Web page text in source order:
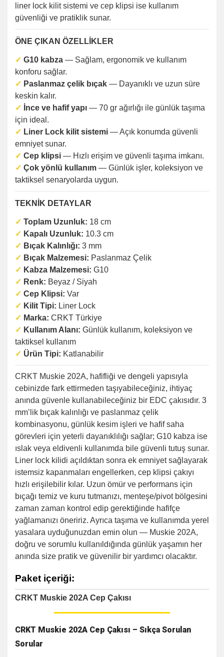
liner lock kilit sistemi ve cep klipsi ise kullanım
güvenliği ve pratiklik sunar.
ÖNE ÇIKAN ÖZELLİKLER
✓ G10 kabza — Sağlam, ergonomik ve kullanım
konforu sağlar.
✓ Paslanmaz çelik bıçak — Dayanıklı ve uzun süre
keskin kalır.
✓ İnce ve hafif yapı — 70 gr ağırlığı ile günlük taşıma
için ideal.
✓ Liner Lock kilit sistemi — Açık konumda güvenli
emniyet sunar.
✓ Cep klipsi — Hızlı erişim ve güvenli taşıma imkanı.
✓ Çok yönlü kullanım — Günlük işler, koleksiyon ve
taktiksel senaryolarda uygun.
TEKNİK DETAYLAR
✓ Toplam Uzunluk: 18 cm
✓ Kapalı Uzunluk: 10.3 cm
✓ Bıçak Kalınlığı: 3 mm
✓ Bıçak Malzemesi: Paslanmaz Çelik
✓ Kabza Malzemesi: G10
✓ Renk: Beyaz / Siyah
✓ Cep Klipsi: Var
✓ Kilit Tipi: Liner Lock
✓ Marka: CRKT Türkiye
✓ Kullanım Alanı: Günlük kullanım, koleksiyon ve
taktiksel kullanım
✓ Ürün Tipi: Katlanabilir
CRKT Muskie 202A, hafifliği ve dengeli yapısıyla
cebinizde fark ettirmeden taşıyabileceğiniz, ihtiyaç
anında güvenle kullanabileceğiniz bir EDC çakısıdır. 3
mm’lik bıçak kalınlığı ve paslanmaz çelik
kombinasyonu, günlük kesim işleri ve hafif saha
görevleri için yeterli dayanıklılığı sağlar; G10 kabza ise
ıslak veya eldivenli kullanımda bile güvenli tutuş sunar.
Liner lock kilidi açıldıktan sonra ek emniyet sağlayarak
istemsiz kapanmaları engellerken, cep klipsi çakıyı
hızlı erişilebilir kılar. Uzun ömür ve performans için
bıçağı temiz ve kuru tutmanızı, menteşe/pivot bölgesini
zaman zaman kontrol edip gerektiğinde hafifçe
yağlamanızı öneririz. Ayrıca taşıma ve kullanımda yerel
yasalara uyduğunuzdan emin olun — Muskie 202A,
doğru ve sorumlu kullanıldığında günlük yaşamın her
anında size pratik ve güvenilir bir yardımcı olacaktır.
Paket içeriği:
CRKT Muskie 202A Cep Çakısı
CRKT Muskie 202A Cep Çakısı – Sıkça Sorulan
Sorular